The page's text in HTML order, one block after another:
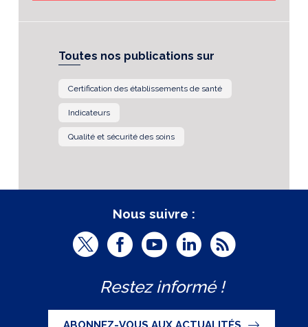
Toutes nos publications sur
Certification des établissements de santé
Indicateurs
Qualité et sécurité des soins
Nous suivre :
T
i
t
F
c
e
Y
u
t
L
n
k
R
Restez informé !